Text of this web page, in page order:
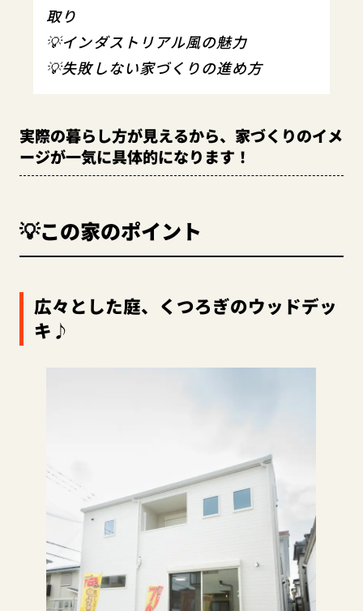
取り
💡インダストリアル風の魅力
💡失敗しない家づくりの進め方
実際の暮らし方が見えるから、家づくりのイメ
ージが一気に具体的になります！
💡この家のポイント
広々とした庭、くつろぎのウッドデッ
キ♪